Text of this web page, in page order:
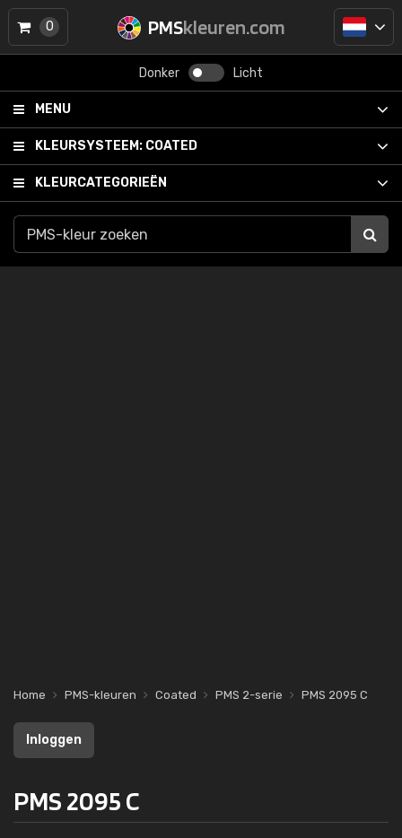
PMSkleuren.com
Donker Licht
MENU
KLEURSYSTEEM: COATED
KLEURCATEGORIEËN
0
Home PMS-kleuren Coated PMS 2-serie PMS 2095 C
Inloggen
PMS 2095 C